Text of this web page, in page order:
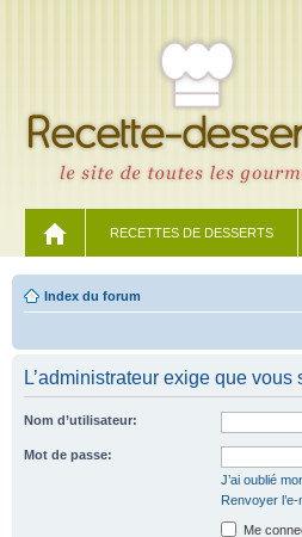
RECETTES DE DESSERTS
Index du forum
L’administrateur exige que
Nom d’utilisateur:
Mot de passe:
J’ai oublié
Renvoyer
Me